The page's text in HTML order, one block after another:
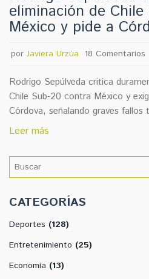
eliminación de Chile
México y pide a
por Javiera Urzúa 18 Comentarios
Rodrigo Sepúlveda critica
Chile Sub‑20 contra México y
Córdova, señalando graves
Leer más
CATEGORÍAS
Deportes (128)
Entretenimiento (25)
Economía (13)